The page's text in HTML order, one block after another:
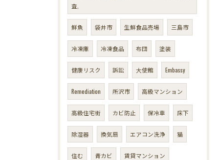
査,
鮮魚 袋井市 生鮮食品売場 三島市
冷凍庫 冷凍食品 布団 塗装
健康リスク 訴訟 大使館 Embassy
Remediation 所沢市 高級マンション
高級住宅街 カビ防止 保冷車 床下
除湿器 換気扇 エアコン洗浄 猫
住む 青カビ 賃貸マンション